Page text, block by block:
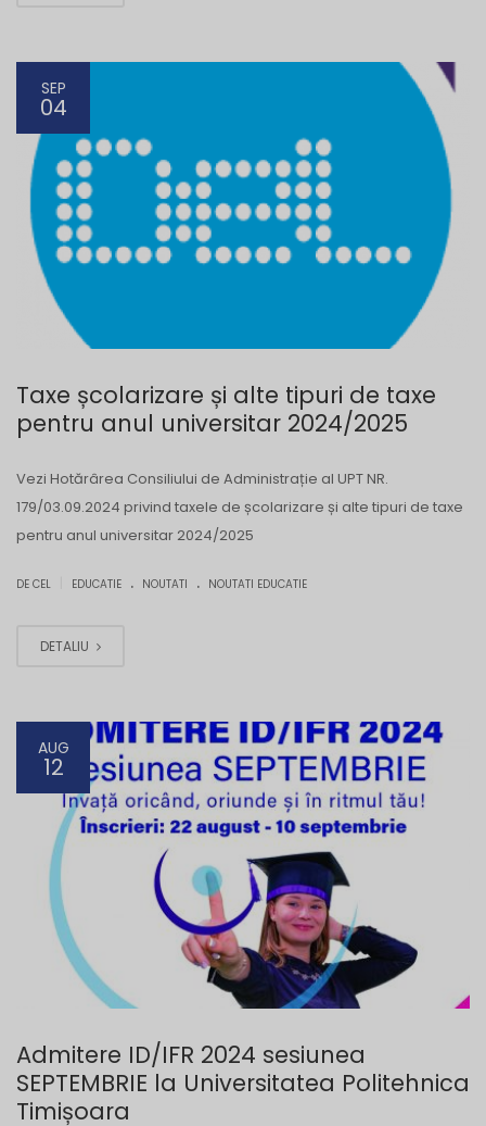
SEP
04
Taxe școlarizare și alte tipuri de taxe
pentru anul universitar 2024/2025
Vezi Hotărârea Consiliului de Administrație al UPT NR.
179/03.09.2024 privind taxele de școlarizare și alte tipuri de taxe
pentru anul universitar 2024/2025
DE CEL EDUCATIE . NOUTATI . NOUTATI EDUCATIE
DETALIU
AUG
12
Admitere ID/IFR 2024 sesiunea
SEPTEMBRIE la Universitatea Politehnica
Timișoara